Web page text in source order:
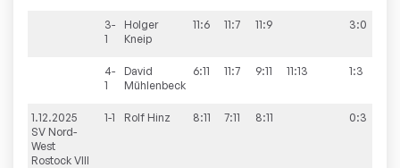
3-
1
Holger
Kneip
11:6 11:7 11:9 3:0
4-
1
David
Mühlenbeck
6:11 11:7 9:11 11:13 1:3
1.12.2025
SV Nord-
West
Rostock VIII
1-1 Rolf Hinz 8:11 7:11 8:11 0:3